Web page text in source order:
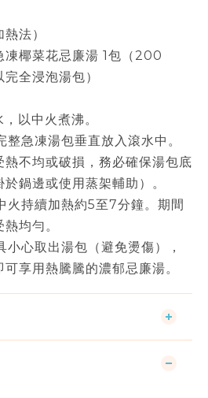
法）
凍椰菜花忌廉湯 1包（200
全浸泡湯包）
以中火煮沸。
急凍湯包垂直放入滾水中。
不均或破損，務必確保湯包底
鍋邊或使用蒸架輔助）。
火持續加熱約5至7分鐘。期間
均勻。
心取出湯包（避免燙傷），
享用熱騰騰的濃郁忌廉湯。